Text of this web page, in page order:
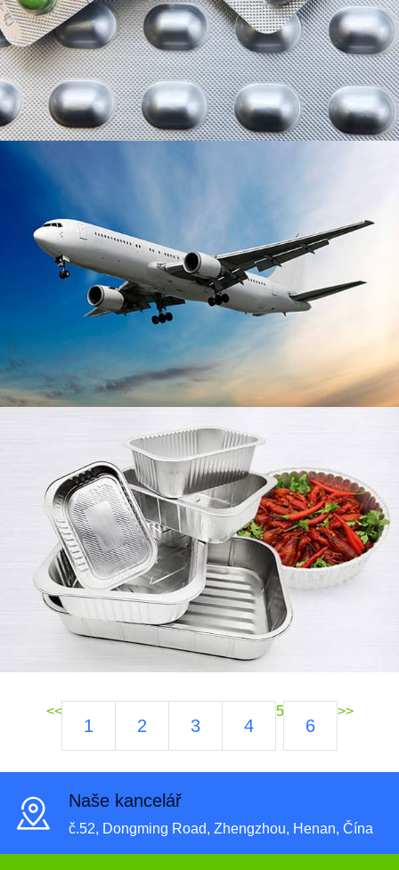
slitina, který je široce používán v leteckém průmyslu.
Nádoby z hliníkové fólie jsou vyraženy hliníkovou fólií
o tloušťce 0,03 mm~0,20 mm. Jsou netoxické,
neškodný, bezpečné a hygienické, odolný vůči
vysokým a nízkým teplotám, a zelené a šetrné k
životnímu prostředí.
<<
1 2 3 4
5
6
>>
Naše kancelář
č.52, Dongming Road, Zhengzhou, Henan, Čína